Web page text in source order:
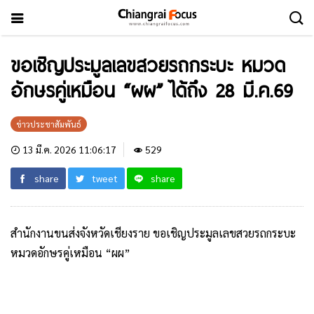
ขอเชิญประมูลเลขสวยรถกระบะ หมวด
อักษรคู่เหมือน “ผผ” ได้ถึง 28 มี.ค.69
ข่าวประชาสัมพันธ์
13 มี.ค. 2026 11:06:17 529
share tweet share
สำนักงานขนส่งจังหวัดเชียงราย ขอเชิญประมูลเลขสวยรถกระบะ
หมวดอักษรคู่เหมือน “ผผ”